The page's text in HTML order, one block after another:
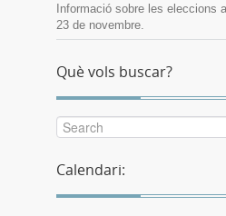
Informació sobre les eleccions
23 de novembre.
Què vols buscar?
Calendari: